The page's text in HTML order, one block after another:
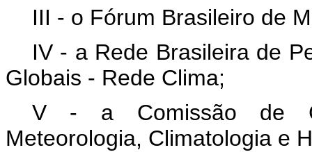
III - o Fórum Brasileiro de
IV - a Rede Brasileira de
Globais - Rede Clima;
V - a Comissão de
Meteorologia, Climatologia e